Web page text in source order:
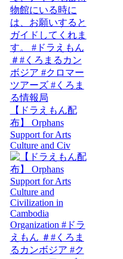
【ドラえもん配
布】 Orphans
Support for Arts
Culture and Civ